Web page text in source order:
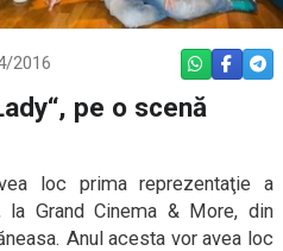
2016 WHATSAPP
pe o scenă
loc prima reprezentaţie a
la Grand Cinema & More, din
Anul acesta vor avea loc